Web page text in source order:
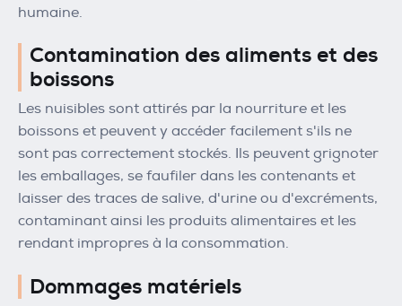
humaine.
Contamination des aliments et des
boissons
Les nuisibles sont attirés par la nourriture et les
boissons et peuvent y accéder facilement s'ils ne
sont pas correctement stockés. Ils peuvent grignoter
les emballages, se faufiler dans les contenants et
laisser des traces de salive, d'urine ou d'excréments,
contaminant ainsi les produits alimentaires et les
rendant impropres à la consommation.
Dommages matériels